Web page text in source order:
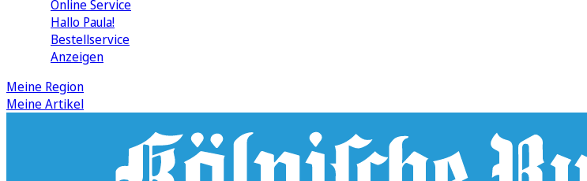
Online Service
Hallo Paula!
Bestellservice
Anzeigen
Meine Region
Meine Artikel